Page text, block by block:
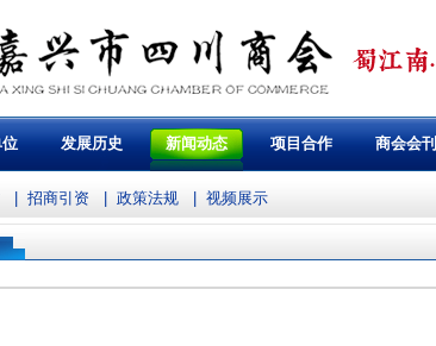
发展历史 新闻动态 项目合作 商会会刊
招商引资 政策法规 视频展示